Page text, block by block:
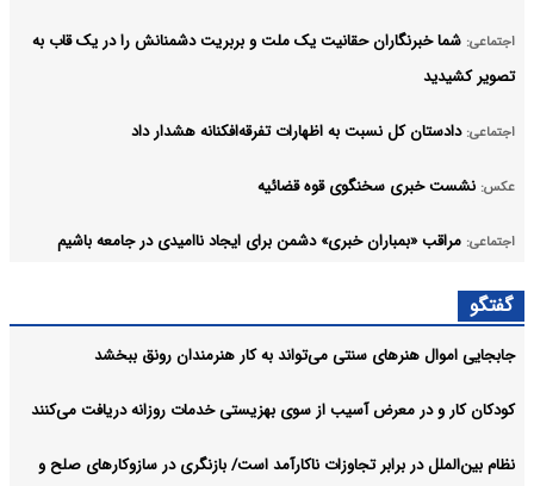
اجتماعی: شما خبرنگاران حقانیت یک ملت و بربریت دشمنانش را در یک قاب به
تصویر کشیدید
اجتماعی: دادستان کل نسبت به اظهارات تفرقه‌افکنانه هشدار داد
عکس: نشست خبری سخنگوی قوه قضائیه
اجتماعی: مراقب «بمباران خبری» دشمن برای ایجاد ناامیدی در جامعه باشیم
اجتماعی: خبرنگاران شانه‌به‌شانه امدادگران، راویان ایثار هستند
آرشیو
گفتگو
جابجایی اموال هنرهای سنتی می‌تواند به کار هنرمندان رونق ببخشد
کودکان کار و در معرض آسیب از سوی بهزیستی خدمات روزانه دریافت می‌کنند
نظام بین‌الملل در برابر تجاوزات ناکارآمد است/ بازنگری در سازوکارهای صلح و